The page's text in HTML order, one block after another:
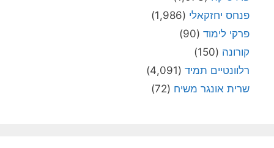
פנחס יחזקאלי (1,986)
פרקי לימוד (90)
קורונה (150)
רלוונטיים תמיד (4,091)
שרית אונגר משיח (72)